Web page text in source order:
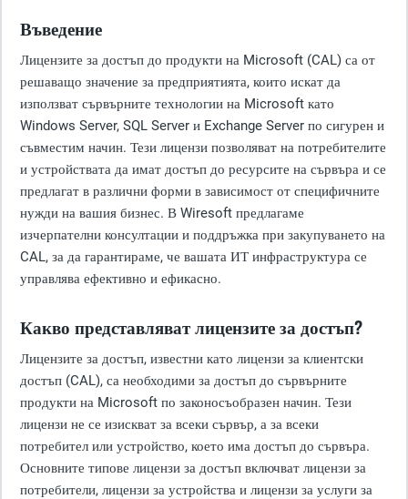
Въведение
Лицензите за достъп до продукти на Microsoft (CAL) са от
решаващо значение за предприятията, които искат да
използват сървърните технологии на Microsoft като
Windows Server, SQL Server и Exchange Server по сигурен и
съвместим начин. Тези лицензи позволяват на потребителите
и устройствата да имат достъп до ресурсите на сървъра и се
предлагат в различни форми в зависимост от специфичните
нужди на вашия бизнес. В Wiresoft предлагаме
изчерпателни консултации и поддръжка при закупуването на
CAL, за да гарантираме, че вашата ИТ инфраструктура се
управлява ефективно и ефикасно.
Какво представляват лицензите за достъп?
Лицензите за достъп, известни като лицензи за клиентски
достъп (CAL), са необходими за достъп до сървърните
продукти на Microsoft по законосъобразен начин. Тези
лицензи не се изискват за всеки сървър, а за всеки
потребител или устройство, което има достъп до сървъра.
Основните типове лицензи за достъп включват лицензи за
потребители, лицензи за устройства и лицензи за услуги за